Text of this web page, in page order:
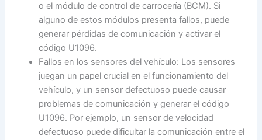
o el módulo de control de carrocería (BCM). Si
alguno de estos módulos presenta fallos, puede
generar pérdidas de comunicación y activar el
código U1096.
Fallos en los sensores del vehículo: Los sensores
juegan un papel crucial en el funcionamiento del
vehículo, y un sensor defectuoso puede causar
problemas de comunicación y generar el código
U1096. Por ejemplo, un sensor de velocidad
defectuoso puede dificultar la comunicación entre el